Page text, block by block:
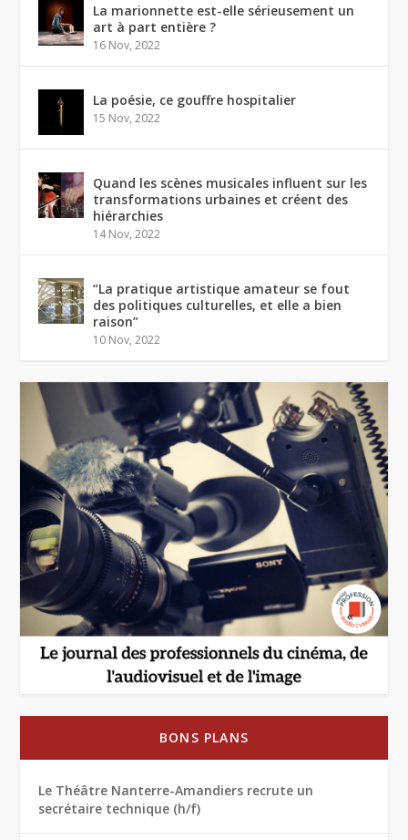
La marionnette est-elle sérieusement un
art à part entière ?
16 Nov, 2022
La poésie, ce gouffre hospitalier
15 Nov, 2022
Quand les scènes musicales influent sur les
transformations urbaines et créent des
hiérarchies
14 Nov, 2022
“La pratique artistique amateur se fout
des politiques culturelles, et elle a bien
raison”
10 Nov, 2022
BONS PLANS
Le Théâtre Nanterre-Amandiers recrute un
secrétaire technique (h/f)